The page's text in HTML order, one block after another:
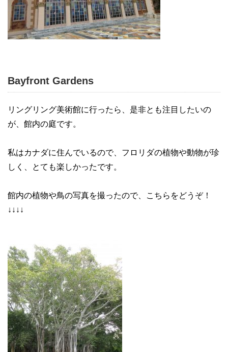
Bayfront Gardens
リングリング美術館に行ったら、是非とも注目したいの
が、館内の庭です。
私はカナダに住んでいるので、フロリダの植物や動物が珍
しく、とても楽しかったです。
館内の植物や鳥の写真を撮ったので、こちらをどうぞ！
↓↓↓↓